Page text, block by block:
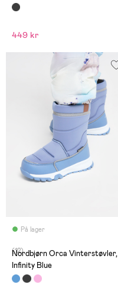
449 kr
På lager
(12)
Nordbjørn Orca Vinterstøvler,
Infinity Blue